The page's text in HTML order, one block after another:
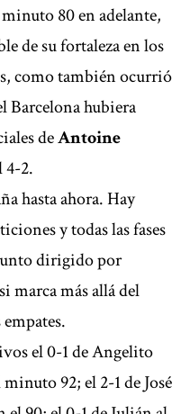
minuto 80 en adelante,
de su fortaleza en los
como también ocurrió
Barcelona hubiera
deAntoine
4-2.
hasta ahora. Hay
y todas las fases
dirigido por
marca más allá del
el 0-1 de Angelito
92; el 2-1 de José